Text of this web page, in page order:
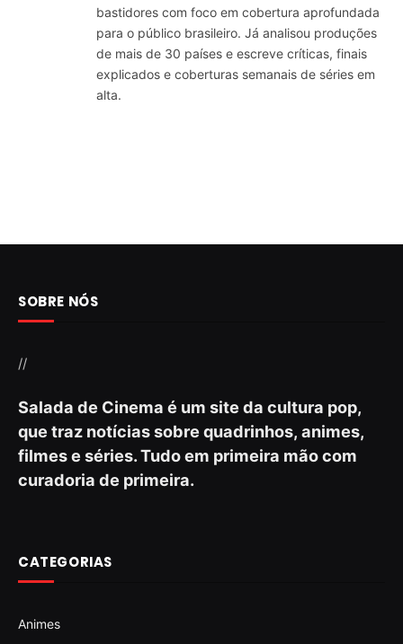
bastidores com foco em cobertura aprofundada
para o público brasileiro. Já analisou produções
de mais de 30 países e escreve críticas, finais
explicados e coberturas semanais de séries em
alta.
SOBRE NÓS
//
Salada de Cinema é um site da cultura pop,
que traz notícias sobre quadrinhos, animes,
filmes e séries. Tudo em primeira mão com
curadoria de primeira.
CATEGORIAS
Animes